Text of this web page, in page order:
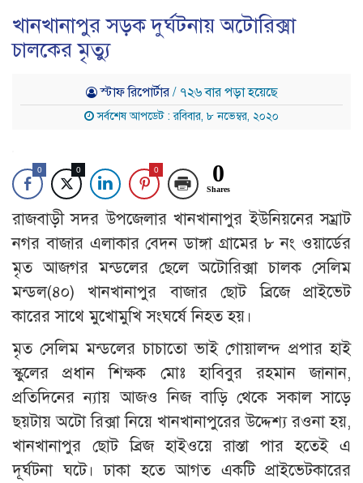
খানখানাপুর সড়ক দুর্ঘটনায় অটোরিক্সা
চালকের মৃত্যু
স্টাফ রিপোর্টার/ ৭২৬ বার পড়া হয়েছে
সর্বশেষ আপডেট : রবিবার, ৮ নভেম্বর, ২০২০
0 0 0 0
Shares
রাজবাড়ী সদর উপজেলার খানখানাপুর ইউনিয়নের সম্রাট
নগর বাজার এলাকার বেদন ডাঙ্গা গ্রামের ৮ নং ওয়ার্ডের
মৃত আজগর মন্ডলের ছেলে অটোরিক্সা চালক সেলিম
মন্ডল(৪০) খানখানাপুর বাজার ছোট ব্রিজে প্রাইভেট
কারের সাথে মুখোমুখি সংঘর্ষে নিহত হয়।
মৃত সেলিম মন্ডলের চাচাতো ভাই গোয়ালন্দ প্রপার হাই
স্কুলের প্রধান শিক্ষক মোঃ হাবিবুর রহমান জানান,
প্রতিদিনের ন্যায় আজও নিজ বাড়ি থেকে সকাল সাড়ে
ছয়টায় অটো রিক্সা নিয়ে খানখানাপুরের উদ্দেশ্য রওনা হয়,
খানখানাপুর ছোট ব্রিজ হাইওয়ে রাস্তা পার হতেই এ
দূর্ঘটনা ঘটে। ঢাকা হতে আগত একটি প্রাইভেটকারের